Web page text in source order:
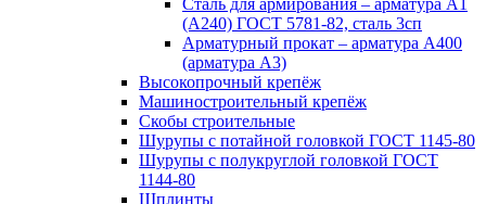
Сталь для армирования – арматура А1
(А240) ГОСТ 5781-82, сталь 3сп
Арматурный прокат – арматура А400
(арматура А3)
Высокопрочный крепёж
Машиностроительный крепёж
Скобы строительные
Шурупы с потайной головкой ГОСТ 1145-80
Шурупы с полукруглой головкой ГОСТ
1144-80
Шплинты